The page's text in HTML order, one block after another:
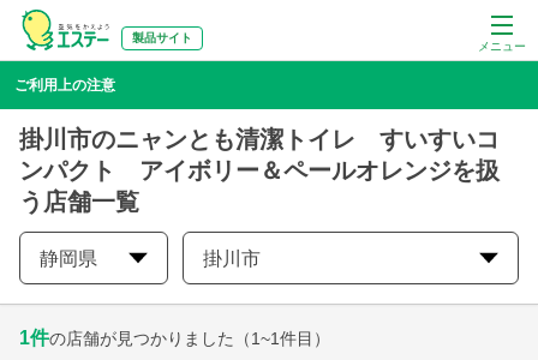
メニュー
製品サイト
ご利用上の注意
掛川市のニャンとも清潔トイレ すいすいコ
ンパクト アイボリー＆ペールオレンジを扱
う店舗一覧
静岡県 掛川市
1件の店舗が見つかりました （1~1件目）